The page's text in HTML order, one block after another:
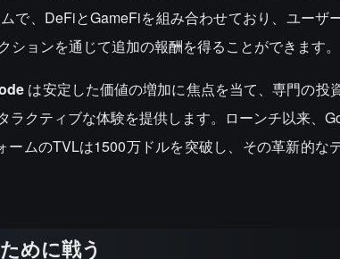
で、DeFiとGameFiを組み合わせており、ユーザ
ョンを通じて追加の報酬を得ることができます。
は安定した価値の増加に焦点を当て、専門の投
ラクティブな体験を提供します。ローンチ以来、
ムのTVLは1500万ドルを突破し、その革新的な
めに戦う